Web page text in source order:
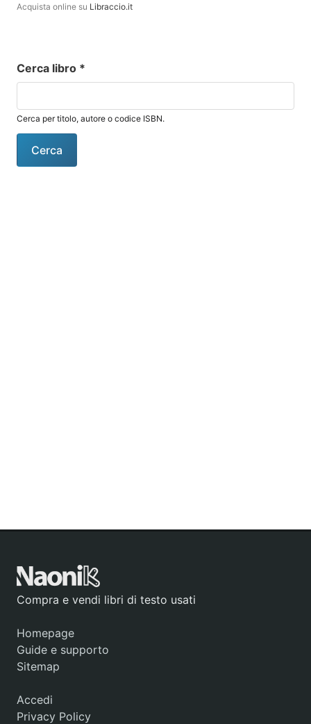
Acquista online su Libraccio.it
Cerca libro *
Cerca per titolo, autore o codice ISBN.
Compra e vendi libri di testo usati
Homepage
Guide e supporto
Sitemap
Accedi
Privacy Policy